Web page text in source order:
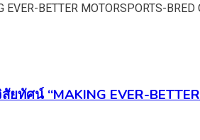
ทัศน์ “MAKING EVER-BETTER